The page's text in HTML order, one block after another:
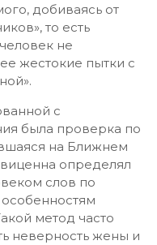
добиваясь от
то есть
не
жестокие пытки с
с
была проверка по
на Ближнем
определял
слов по
метод часто
неверность жены и